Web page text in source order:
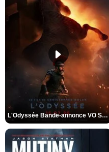
L'Odyssée Bande-annonce VO STFR